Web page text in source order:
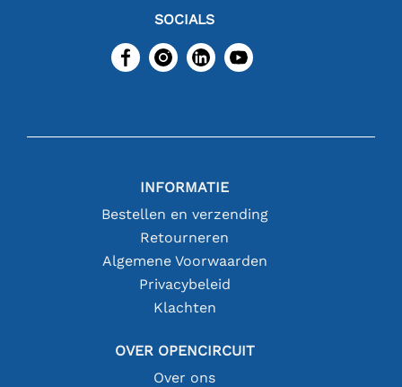
SOCIALS
INFORMATIE
Bestellen en verzending
Retourneren
Algemene Voorwaarden
Privacybeleid
Klachten
OVER OPENCIRCUIT
Over ons